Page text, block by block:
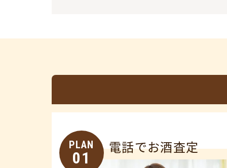
PLAN
01
電話でお酒査定